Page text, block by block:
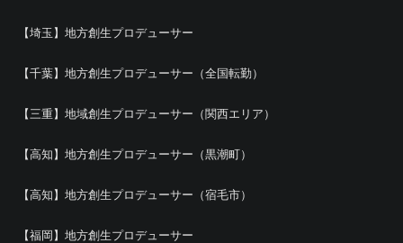
【埼玉】地方創生プロデューサー
【千葉】地方創生プロデューサー（全国転勤）
【三重】地域創生プロデューサー（関西エリア）
【高知】地方創生プロデューサー（黒潮町）
【高知】地方創生プロデューサー（宿毛市）
【福岡】地方創生プロデューサー